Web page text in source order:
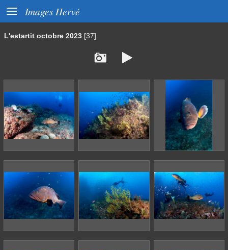
 Images Hervé
L'estartit octobre 2023 [37]
 